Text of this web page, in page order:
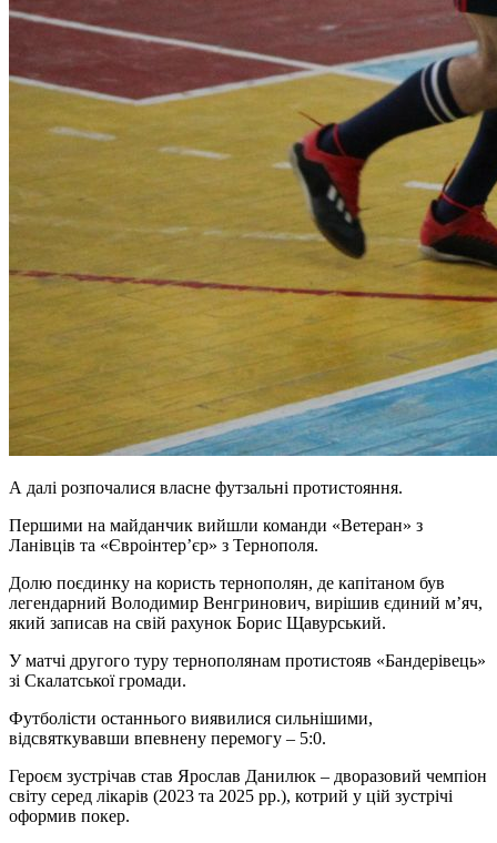
А далі розпочалися власне футзальні протистояння.
Першими на майданчик вийшли команди «Ветеран» з
Ланівців та «Євроінтер’єр» з Тернополя.
Долю поєдинку на користь тернополян, де капітаном був
легендарний Володимир Венгринович, вирішив єдиний м’яч,
який записав на свій рахунок Борис Щавурський.
У матчі другого туру тернополянам протистояв «Бандерівець»
зі Скалатської громади.
Футболісти останнього виявилися сильнішими,
відсвяткувавши впевнену перемогу – 5:0.
Героєм зустрічав став Ярослав Данилюк – дворазовий чемпіон
світу серед лікарів (2023 та 2025 рр.), котрий у цій зустрічі
оформив покер.